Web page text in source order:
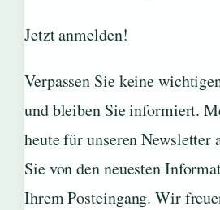
Jetzt anmelden!
Verpassen Sie keine
und bleiben Sie informiert.
heute für unseren Newsletter
Sie von den neuesten
Ihrem Posteingang. Wir